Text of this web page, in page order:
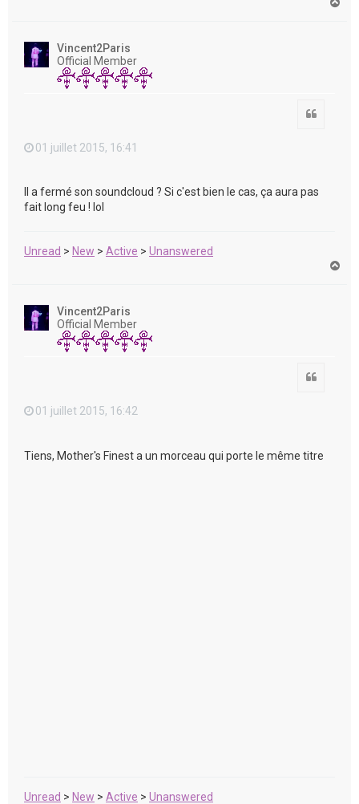
Vincent2Paris
Official Member
01 juillet 2015, 16:41
Il a fermé son soundcloud ? Si c'est bien le cas, ça aura pas
fait long feu ! lol
Unread > New > Active > Unanswered
Vincent2Paris
Official Member
01 juillet 2015, 16:42
Tiens, Mother's Finest a un morceau qui porte le même titre
Unread > New > Active > Unanswered